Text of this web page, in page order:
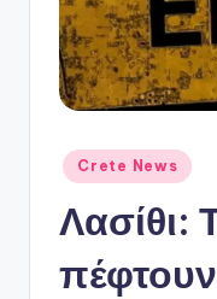
P
o
Αναρτήθηκε
σε
Crete News
Λασίθι: